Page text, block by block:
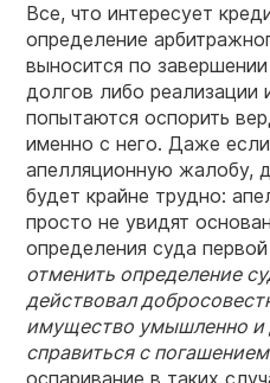
Все, что интересует
определение
выносится по
долгов либо реализации
попытаются оспорить
именно с него. Даже
апелляционную жалобу,
будет крайне трудно:
просто не увидят
определения суда
отменить определение
действовал
имущество умышленно и
справиться с